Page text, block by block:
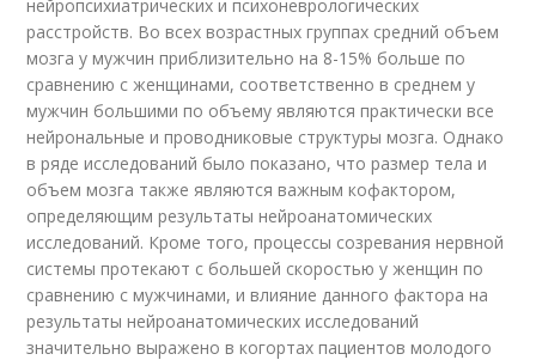
нейропсихиатрических и психоневрологических
расстройств. Во всех возрастных группах cредний объем
мозга у мужчин приблизительно на 8-15% больше по
сравнению с женщинами, соответственно в среднем у
мужчин большими по объему являются практически все
нейрональные и проводниковые структуры мозга. Однако
в ряде исследований было показано, что размер тела и
объем мозга также являются важным кофактором,
определяющим результаты нейроанатомических
исследований. Кроме того, процессы созревания нервной
системы протекают с большей скоростью у женщин по
сравнению с мужчинами, и влияние данного фактора на
результаты нейроанатомических исследований
значительно выражено в когортах пациентов молодого